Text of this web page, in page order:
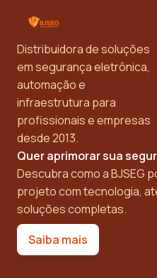
Distribuidora de soluções
em segurança eletrônica,
automação e
infraestrutura para
profissionais e empresas
desde 2013.
Quer aprimorar sua
Descubra como a BJSEG
projeto com tecnologia,
soluções completas.
Saiba mais